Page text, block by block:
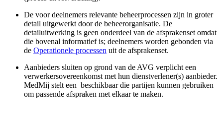
De voor deelnemers relevante beheerprocessen zijn in groter
detail uitgewerkt door de beheerorganisatie. De
detailuitwerking is geen onderdeel van de afsprakenset omdat
die bovenal informatief is; deelnemers worden gebonden via
de Operationele processen uit de afsprakenset.
Aanbieders sluiten op grond van de AVG verplicht een
verwerkersovereenkomst met hun dienstverlener(s) aanbieder.
MedMij stelt een beschikbaar die partijen kunnen gebruiken
om passende afspraken met elkaar te maken.